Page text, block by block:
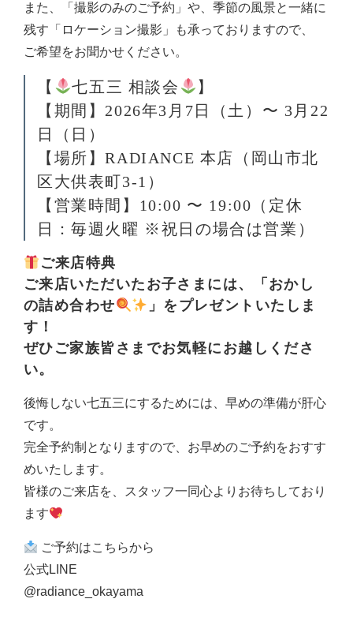
また、「撮影のみのご予約」や、季節の風景と一緒に
残す「ロケーション撮影」も承っておりますので、
ご希望をお聞かせください。
【 七五三 相談会
】
【期間】2026年3月7日（土）〜 3月22
日（日）
【場所】RADIANCE 本店（岡山市北
区大供表町3-1）
【営業時間】10:00 〜 19:00（定休
日：毎週火曜 ※祝日の場合は営業）
ご来店特典
ご来店いただいたお子さまには、「おかし
の詰め合わせ
」をプレゼントいたしま
す！
ぜひご家族皆さまでお気軽にお越しくださ
い。
後悔しない七五三にするためには、早めの準備が肝心
です。
完全予約制となりますので、お早めのご予約をおすす
めいたします。
皆様のご来店を、スタッフ一同心よりお待ちしており
ます
ご予約はこちらから
公式LINE
@radiance_okayama